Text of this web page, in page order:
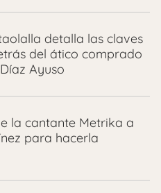
detalla las claves
del ático comprado
Ayuso
la cantante Metrika a
para hacerla